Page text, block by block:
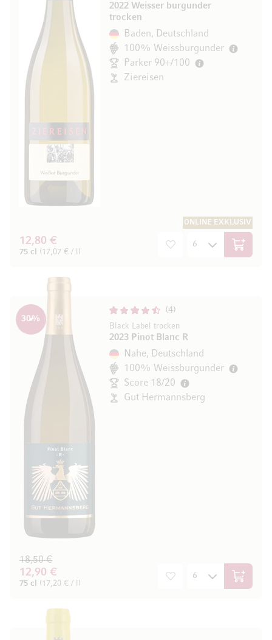
2022 Weisser burgunder
trocken
Baden, Deutschland
100% Weissburgunder
Parker 90+/100
Ziereisen
ONLINE EXKLUSIV
12,80 €
75 cl (17,07 € / l) In den
4
Black Label trocken
2023 Pinot Blanc R
30%
Nahe, Deutschland
100% Weissburgunder
Score 18/20
Gut Hermannsberg
12,90 €
18,50 €
75 cl (17,20 € / l) In den